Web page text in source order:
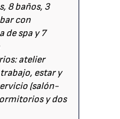
8 baños, 3
con
de spa y 7
atelier
estar y
(salón-
y dos